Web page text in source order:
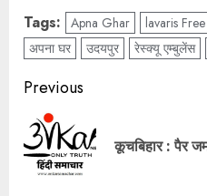
Tags: Apna Ghar lavaris
अपना घर
उदयपुर रेस्क्यू एम्बुलेंस
Post
navigation
Previous
कूचबिहार : पैर